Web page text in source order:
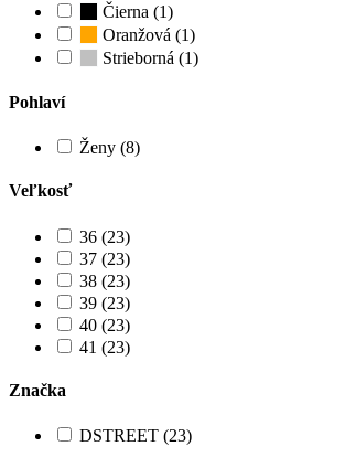
Čierna (1)
Oranžová (1)
Strieborná (1)
Pohlaví
Ženy (8)
Veľkosť
36 (23)
37 (23)
38 (23)
39 (23)
40 (23)
41 (23)
Značka
DSTREET (23)